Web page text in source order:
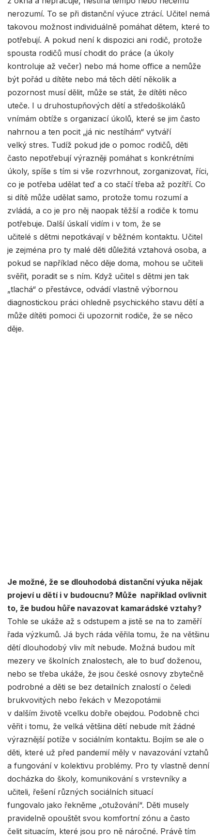
nerozumí. To se při distanční výuce ztrácí. Učitel nemá
takovou možnost individuálně pomáhat dětem, které to
potřebují. A pokud není k dispozici ani rodič, protože
spousta rodičů musí chodit do práce (a úkoly
kontroluje až večer) nebo má home office a nemůže
být pořád u dítěte nebo má těch dětí několik a
pozornost musí dělit, může se stát, že dítěti něco
uteče. I u druhostupňových dětí a středoškoláků
vnímám obtíže s organizací úkolů, které se jim často
nahrnou a ten pocit „já nic nestíhám“ vytváří
velký stres. Tudíž pokud jde o pomoc rodičů, děti
často nepotřebují výrazněji pomáhat s konkrétními
úkoly, spíše s tím si vše rozvrhnout, zorganizovat, říci,
co je potřeba udělat teď a co stačí třeba až pozítří. Co
si dítě může udělat samo, protože tomu rozumí a
zvládá, a co je pro něj naopak těžší a rodiče k tomu
potřebuje. Další úskalí vidím i v tom, že se
učitelé s dětmi nepotkávají v běžném kontaktu. Učitel
je zejména pro ty malé děti důležitá vztahová osoba, a
pokud se například něco děje doma, mohou se učiteli
svěřit, poradit se s ním. Když učitel s dětmi jen tak
„tlachá“ o přestávce, odvádí vlastně výbornou
diagnostickou práci ohledně psychického stavu dětí a
může dítěti pomoci či upozornit rodiče, že se něco
děje.
Je možné, že se dlouhodobá distanční výuka nějak
projeví u dětí i v budoucnu? Může například ovlivnit
to, že budou hůře navazovat kamarádské vztahy?
Tohle se ukáže až s odstupem a jistě se na to zaměří
řada výzkumů. Já bych ráda věřila tomu, že na většinu
dětí dlouhodobý vliv mít nebude. Možná budou mít
mezery ve školních znalostech, ale to buď doženou,
nebo se třeba ukáže, že jsou české osnovy zbytečně
podrobné a děti se bez detailních znalostí o čeledi
brukvovitých nebo řekách v Mezopotámii
v dalším životě vcelku dobře obejdou. Podobně chci
věřit i tomu, že velká většina dětí nebude mít žádné
výraznější potíže v sociálním kontaktu. Bojím se ale o
děti, které už před pandemií měly v navazování vztahů
a fungování v kolektivu problémy. Pro ty vlastně denní
docházka do školy, komunikování s vrstevníky a
učiteli, řešení různých sociálních situací
fungovalo jako řekněme „otužování“. Děti musely
pravidelně opouštět svou komfortní zónu a často
čelit situacím, které jsou pro ně náročné. Právě tím